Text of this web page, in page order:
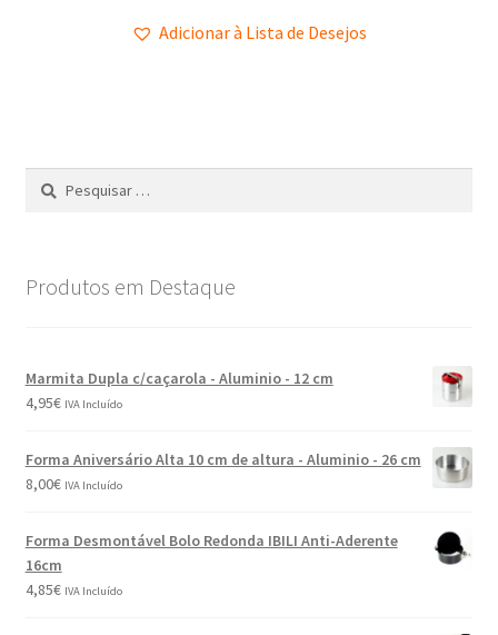
Adicionar à Lista de Desejos
Produtos em Destaque
Marmita Dupla c/caçarola - Aluminio - 12 cm
4,95€ IVA Incluído
Forma Aniversário Alta 10 cm de altura - Aluminio - 26 cm
8,00€ IVA Incluído
Forma Desmontável Bolo Redonda IBILI Anti-Aderente
16cm
4,85€ IVA Incluído